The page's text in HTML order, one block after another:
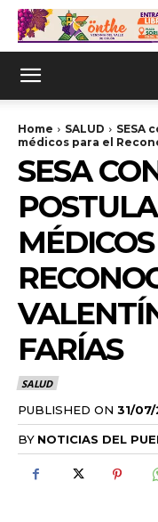
Home SALUD
SESA
médicos para el
SESA
FARÍAS
SALUD
PUBLISHED ON 31/
BY NOTICIAS DEL